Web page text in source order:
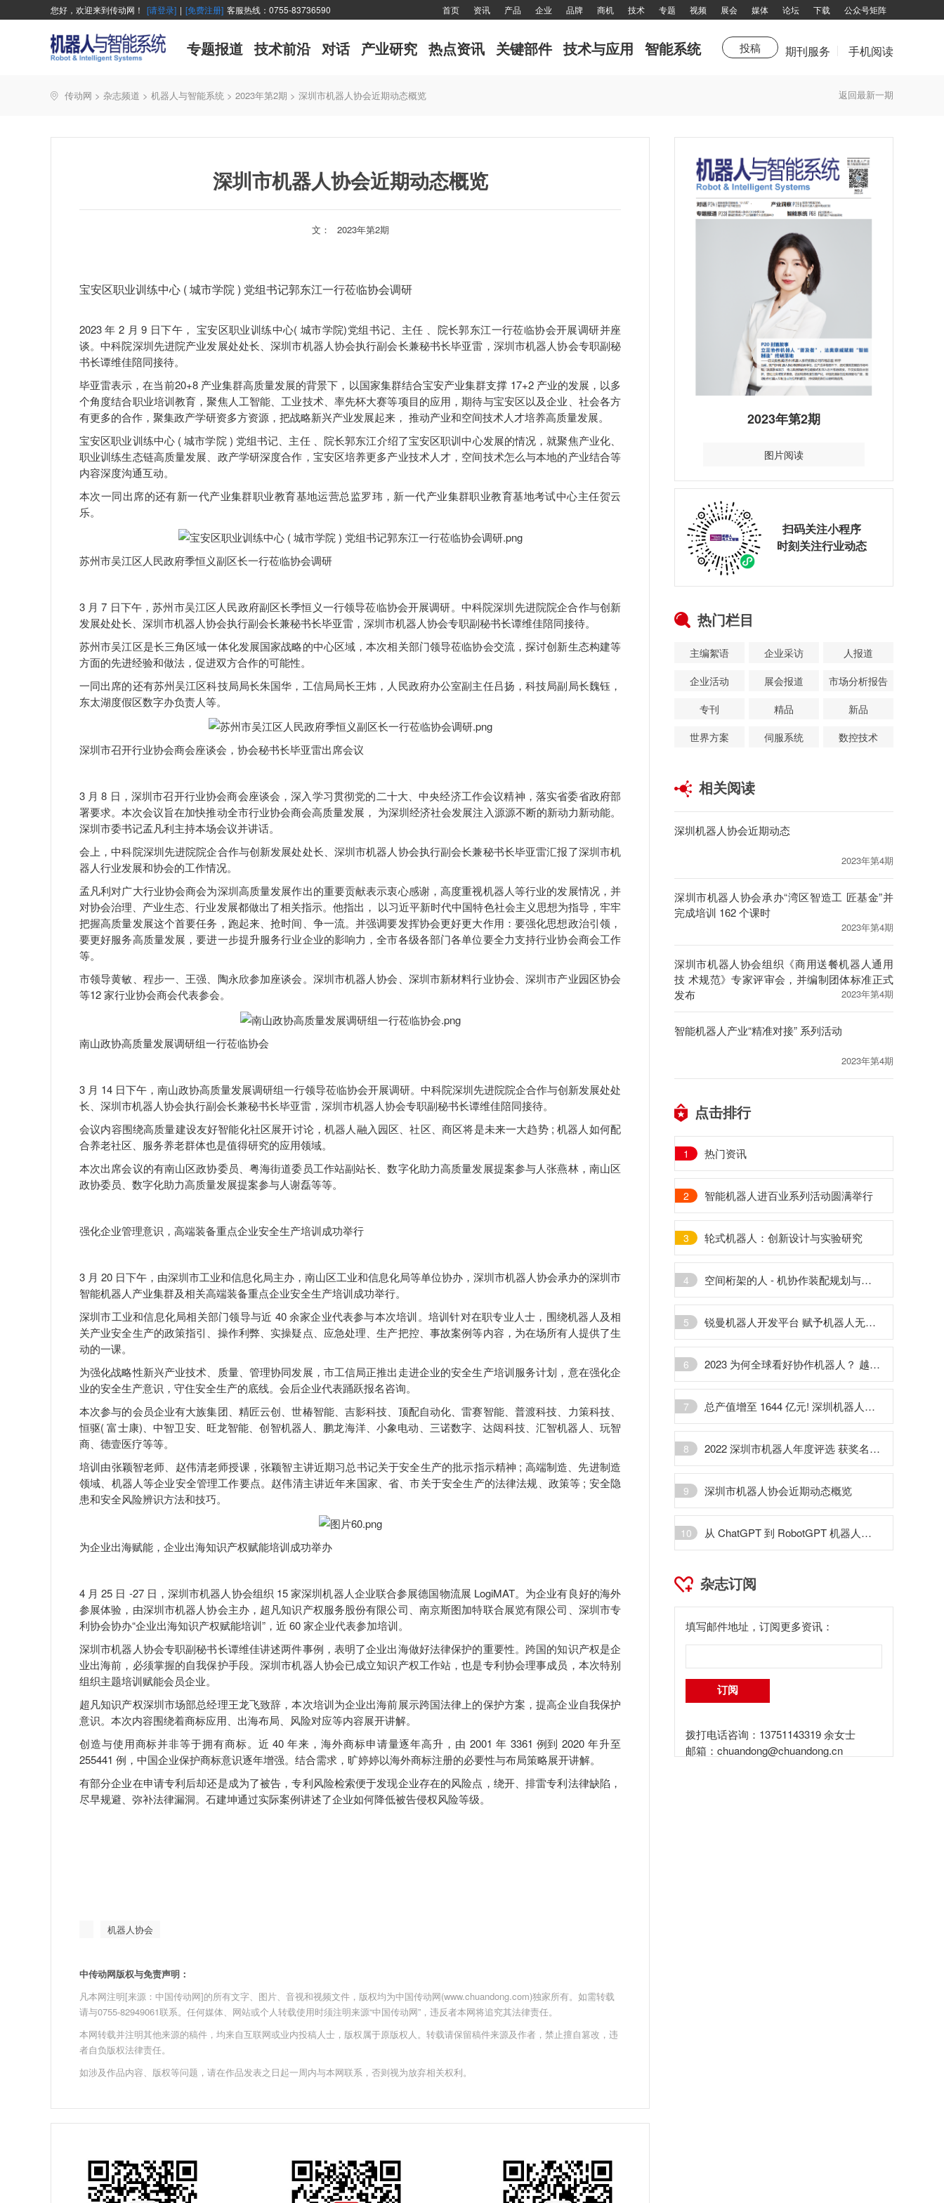
您好，欢迎来到传动网！ [请登录] | [免费注册] 客服热线：0755-83736590 首页 资讯 产品 企业 品牌 商机 技术 专题 视频 展会 媒体 论坛 下载 公众号矩阵
专题报道 技术前沿 对话 产业研究 热点资讯 关键部件 技术与应用 智能系统 投稿 期刊服务
拨打电话咨询：13751143319 余女士
邮箱：chuandong@chuandong.cn
手机阅读
传动网 > 杂志频道 > 机器人与智能系统 > 2023年第2期 > 深圳市机器人协会近期动态概览 返回最新一期
深圳市机器人协会近期动态概览
文： 2023年第2期
宝安区职业训练中心 ( 城市学院 ) 党组书记郭东江一行莅临协会调研
2023 年 2 月 9 日下午， 宝安区职业训练中心( 城市学院)党组书记、主任 、院长郭东江一行莅临协会开展调研并座
谈。中科院深圳先进院产业发展处处长、深圳市机器人协会执行副会长兼秘书长毕亚雷，深圳市机器人协会专职副秘
书长谭维佳陪同接待。
毕亚雷表示，在当前20+8 产业集群高质量发展的背景下，以国家集群结合宝安产业集群支撑 17+2 产业的发展，以多
个角度结合职业培训教育，聚焦人工智能、工业技术、率先杯大赛等项目的应用，期待与宝安区以及企业、社会各方
有更多的合作，聚集政产学研资多方资源，把战略新兴产业发展起来， 推动产业和空间技术人才培养高质量发展。
宝安区职业训练中心 ( 城市学院 ) 党组书记、主任 、院长郭东江介绍了宝安区职训中心发展的情况，就聚焦产业化、
职业训练生态链高质量发展、政产学研深度合作，宝安区培养更多产业技术人才，空间技术怎么与本地的产业结合等
内容深度沟通互动。
本次一同出席的还有新一代产业集群职业教育基地运营总监罗玮，新一代产业集群职业教育基地考试中心主任贺云
乐。
苏州市吴江区人民政府季恒义副区长一行莅临协会调研
3 月 7 日下午，苏州市吴江区人民政府副区长季恒义一行领导莅临协会开展调研。中科院深圳先进院院企合作与创新
发展处处长、深圳市机器人协会执行副会长兼秘书长毕亚雷，深圳市机器人协会专职副秘书长谭维佳陪同接待。
苏州市吴江区是长三角区域一体化发展国家战略的中心区域，本次相关部门领导莅临协会交流，探讨创新生态构建等
方面的先进经验和做法，促进双方合作的可能性。
一同出席的还有苏州吴江区科技局局长朱国华，工信局局长王炜，人民政府办公室副主任吕扬，科技局副局长魏钰，
东太湖度假区数字办负责人等。
深圳市召开行业协会商会座谈会，协会秘书长毕亚雷出席会议
3 月 8 日，深圳市召开行业协会商会座谈会，深入学习贯彻党的二十大、中央经济工作会议精神，落实省委省政府部
署要求。本次会议旨在加快推动全市行业协会商会高质量发展， 为深圳经济社会发展注入源源不断的新动力新动能。
深圳市委书记孟凡利主持本场会议并讲话。
会上，中科院深圳先进院院企合作与创新发展处处长、深圳市机器人协会执行副会长兼秘书长毕亚雷汇报了深圳市机
器人行业发展和协会的工作情况。
孟凡利对广大行业协会商会为深圳高质量发展作出的重要贡献表示衷心感谢，高度重视机器人等行业的发展情况，并
对协会治理、产业生态、行业发展都做出了相关指示。他指出， 以习近平新时代中国特色社会主义思想为指导，牢牢
把握高质量发展这个首要任务，跑起来、抢时间、争一流。并强调要发挥协会更好更大作用：要强化思想政治引领，
要更好服务高质量发展，要进一步提升服务行业企业的影响力，全市各级各部门各单位要全力支持行业协会商会工作
等。
市领导黄敏、程步一、王强、陶永欣参加座谈会。深圳市机器人协会、深圳市新材料行业协会、深圳市产业园区协会
等12 家行业协会商会代表参会。
南山政协高质量发展调研组一行莅临协会
3 月 14 日下午，南山政协高质量发展调研组一行领导莅临协会开展调研。中科院深圳先进院院企合作与创新发展处处
长、深圳市机器人协会执行副会长兼秘书长毕亚雷，深圳市机器人协会专职副秘书长谭维佳陪同接待。
会议内容围绕高质量建设友好智能化社区展开讨论，机器人融入园区、社区、商区将是未来一大趋势 ; 机器人如何配
合养老社区、服务养老群体也是值得研究的应用领域。
本次出席会议的有南山区政协委员、粤海街道委员工作站副站长、数字化助力高质量发展提案参与人张燕林，南山区
政协委员、数字化助力高质量发展提案参与人谢磊等等。
强化企业管理意识，高端装备重点企业安全生产培训成功举行
3 月 20 日下午，由深圳市工业和信息化局主办，南山区工业和信息化局等单位协办，深圳市机器人协会承办的深圳市
智能机器人产业集群及相关高端装备重点企业安全生产培训成功举行。
深圳市工业和信息化局相关部门领导与近 40 余家企业代表参与本次培训。培训针对在职专业人士，围绕机器人及相
关产业安全生产的政策指引、操作利弊、实操疑点、应急处理、生产把控、事故案例等内容，为在场所有人提供了生
动的一课。
为强化战略性新兴产业技术、质量、管理协同发展，市工信局正推出走进企业的安全生产培训服务计划，意在强化企
业的安全生产意识，守住安全生产的底线。会后企业代表踊跃报名咨询。
本次参与的会员企业有大族集团、精匠云创、世椿智能、吉影科技、顶配自动化、雷赛智能、普渡科技、力策科技、
恒驱( 富士康)、中智卫安、旺龙智能、创智机器人、鹏龙海洋、小象电动、三诺数字、达闼科技、汇智机器人、玩智
商、德壹医疗等等。
培训由张颖智老师、赵伟清老师授课，张颖智主讲近期习总书记关于安全生产的批示指示精神 ; 高端制造、先进制造
领域、机器人等企业安全管理工作要点。赵伟清主讲近年来国家、省、市关于安全生产的法律法规、政策等 ; 安全隐
患和安全风险辨识方法和技巧。
为企业出海赋能，企业出海知识产权赋能培训成功举办
4 月 25 日 -27 日，深圳市机器人协会组织 15 家深圳机器人企业联合参展德国物流展 LogiMAT。为企业有良好的海外
参展体验，由深圳市机器人协会主办，超凡知识产权服务股份有限公司、南京斯图加特联合展览有限公司、深圳市专
利协会协办“企业出海知识产权赋能培训”，近 60 家企业代表参加培训。
深圳市机器人协会专职副秘书长谭维佳讲述两件事例，表明了企业出海做好法律保护的重要性。跨国的知识产权是企
业出海前，必须掌握的自我保护手段。深圳市机器人协会已成立知识产权工作站，也是专利协会理事成员，本次特别
组织主题培训赋能会员企业。
超凡知识产权深圳市场部总经理王龙飞致辞，本次培训为企业出海前展示跨国法律上的保护方案，提高企业自我保护
意识。本次内容围绕着商标应用、出海布局、风险对应等内容展开讲解。
创造与使用商标并非等于拥有商标。近 40 年来，海外商标申请量逐年高升，由 2001 年 3361 例到 2020 年升至
255441 例，中国企业保护商标意识逐年增强。结合需求，旷婷婷以海外商标注册的必要性与布局策略展开讲解。
有部分企业在申请专利后却还是成为了被告，专利风险检索便于发现企业存在的风险点，绕开、排雷专利法律缺陷，
尽早规避、弥补法律漏洞。石建坤通过实际案例讲述了企业如何降低被告侵权风险等级。
机器人协会
中传动网版权与免责声明：
凡本网注明[来源：中国传动网]的所有文字、图片、音视和视频文件，版权均为中国传动网(www.chuandong.com)独家所有。如需转载
请与0755-82949061联系。任何媒体、网站或个人转载使用时须注明来源“中国传动网”，违反者本网将追究其法律责任。
本网转载并注明其他来源的稿件，均来自互联网或业内投稿人士，版权属于原版权人。转载请保留稿件来源及作者，禁止擅自篡改，违
者自负版权法律责任。
如涉及作品内容、版权等问题，请在作品发表之日起一周内与本网联系，否则视为放弃相关权利。
2023年第2期
图片阅读
扫码关注小程序
时刻关注行业动态
热门栏目
主编絮语 企业采访
人报道
企业活动
展会报道
市场分析报告
专刊
精品
新品
世界方案
伺服系统 数控技术
相关阅读
深圳机器人协会近期动态
2023年第4期
深圳市机器人协会承办“湾区智造工 匠基金”并
完成培训 162 个课时
2023年第4期
深圳市机器人协会组织《商用送餐机器人通用
技 术规范》专家评审会，并编制团体标准正式
发布
2023年第4期
智能机器人产业“精准对接” 系列活动
2023年第4期
点击排行
1 热门资讯
2 智能机器人进百业系列活动圆满举行
3 轮式机器人：创新设计与实验研究
4 空间桁架的人 - 机协作装配规划与试验验证
5 锐曼机器人开发平台 赋予机器人无限的创造空间
6 2023 为何全球看好协作机器人？ 越疆机器人 + 打开应用空间
7 总产值增至 1644 亿元! 深圳机器人协会发布 《深圳市机器人产业发展白皮书 (2022)》
8 2022 深圳市机器人年度评选 获奖名单出炉
9 深圳市机器人协会近期动态概览
10 从 ChatGPT 到 RobotGPT 机器人成为人工智能最佳载体
杂志订阅
填写邮件地址，订阅更多资讯：
拨打电话咨询：13751143319 余女士
邮箱： chuandong@chuandong.cn